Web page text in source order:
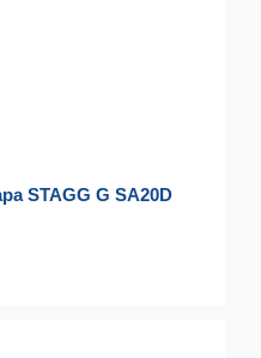
STAGG G SA20D